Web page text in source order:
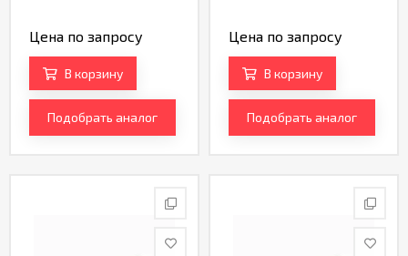
Цена по запросу
В корзину
Подобрать аналог
Цена по запросу
В корзину
Подобрать аналог